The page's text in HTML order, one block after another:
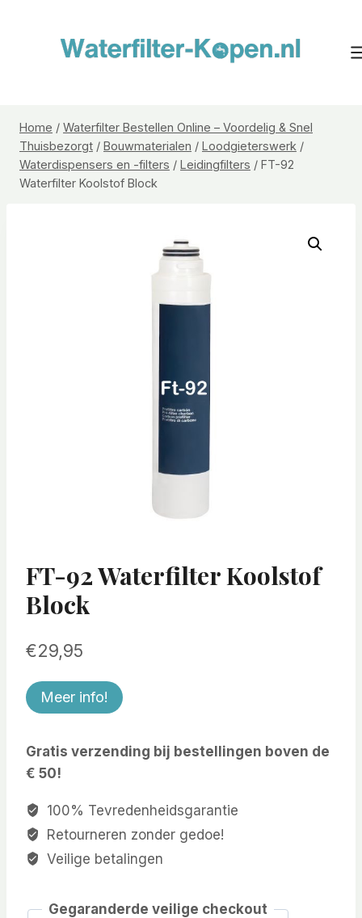
Home / Waterfilter Bestellen Online – Voordelig & Snel
Thuisbezorgt / Bouwmaterialen / Loodgieterswerk /
Waterdispensers en -filters / Leidingfilters / FT-92
Waterfilter Koolstof Block
FT-92 Waterfilter Koolstof
Block
€29,95
Meer info!
Gratis verzending bij bestellingen boven de
€ 50!
100% Tevredenheidsgarantie
Retourneren zonder gedoe!
Veilige betalingen
Gegaranderde veilige checkout